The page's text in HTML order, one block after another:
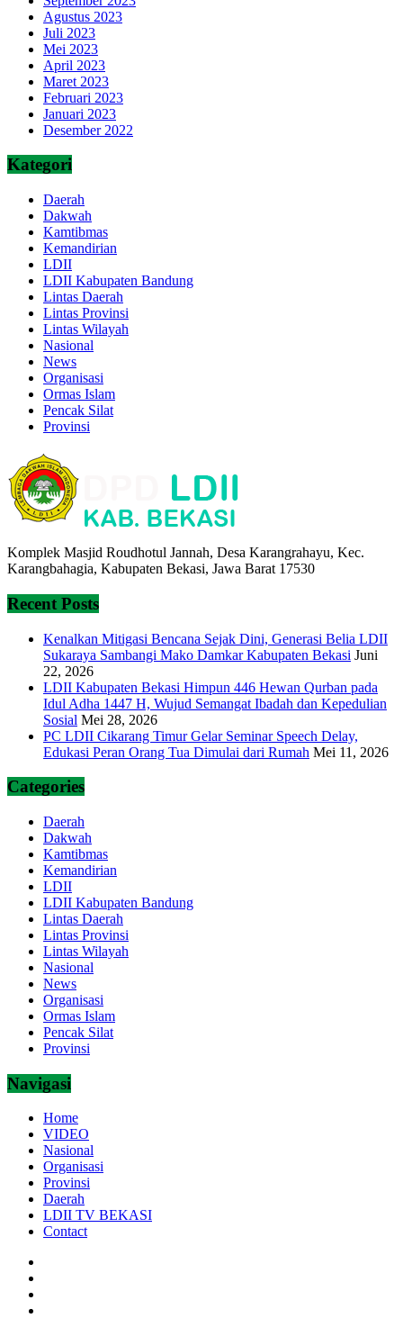
Agustus 2023
Juli 2023
Mei 2023
April 2023
Maret 2023
Februari 2023
Januari 2023
Desember 2022
Kategori
Daerah
Dakwah
Kamtibmas
Kemandirian
LDII
LDII Kabupaten Bandung
Lintas Daerah
Lintas Provinsi
Lintas Wilayah
Nasional
News
Organisasi
Ormas Islam
Pencak Silat
Provinsi
Komplek Masjid Roudhotul Jannah, Desa Karangrahayu, Kec.
Karangbahagia, Kabupaten Bekasi, Jawa Barat 17530
Recent Posts
Kenalkan Mitigasi Bencana Sejak Dini, Generasi Belia LDII
Sukaraya Sambangi Mako Damkar Kabupaten Bekasi Juni
22, 2026
LDII Kabupaten Bekasi Himpun 446 Hewan Qurban pada
Idul Adha 1447 H, Wujud Semangat Ibadah dan Kepedulian
Sosial Mei 28, 2026
PC LDII Cikarang Timur Gelar Seminar Speech Delay,
Edukasi Peran Orang Tua Dimulai dari Rumah Mei 11, 2026
Categories
Daerah
Dakwah
Kamtibmas
Kemandirian
LDII
LDII Kabupaten Bandung
Lintas Daerah
Lintas Provinsi
Lintas Wilayah
Nasional
News
Organisasi
Ormas Islam
Pencak Silat
Provinsi
Navigasi
Home
VIDEO
Nasional
Organisasi
Provinsi
Daerah
LDII TV BEKASI
Contact